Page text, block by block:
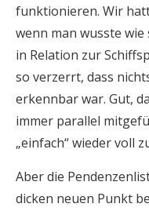
funktionieren. Wir
wenn man wusste wie
in Relation zur
so verzerrt, dass
erkennbar war. Gut,
immer parallel
„einfach“ wieder voll
Aber die
dicken neuen Punkt